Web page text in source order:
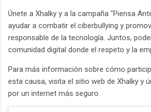
Únete a Xhalky y a la campaña "Piensa
ayudar a combatir el ciberbullying y
responsable de la tecnología. Juntos,
comunidad digital donde el respeto y la
Para más información sobre cómo
esta causa, visita el sitio web de Xhalky y
por un internet más seguro.